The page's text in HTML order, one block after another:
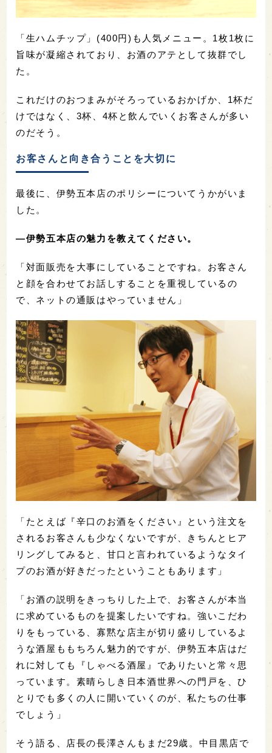
「生ハムチップ」(400円)も人気メニュー。1枚1枚に
旨味が凝縮されており、お酒のアテとして抜群でし
た。
これだけのおつまみがそろっているおかげか、1杯だ
けではなく、3杯、4杯と飲んでいくお客さんが多い
のだそう。
お客さんと向き合うことを大切に
最後に、伊勢五本店のポリシーについてうかがいま
した。
―伊勢五本店の魅力を教えてください。
「対面販売を大事にしていることですね。お客さん
と顔を合わせてお話しすることを重視しているの
で、ネットの通販はやっていません」
「たとえば『辛口のお酒をください』という注文を
されるお客さんも少なくないですが、きちんとヒア
リングしてみると、甘口と言われているようなタイ
プのお酒が好きだったということもあります」
「お酒の説明をきっちりした上で、お客さんが本当
に求めているものを提案したいですね。強いこだわ
りをもっている、寡黙な店主が切り盛りしているよ
うな酒屋ももちろん魅力的ですが、伊勢五本店はだ
れに対しても『しゃべる酒屋』でありたいと常々思
っています。素晴らしき日本酒世界への門戸を、ひ
とりでも多くの人に開いていくのが、私たちの仕事
でしょう」
そう語る、店長の長澤さんもまだ29歳。中目黒店で